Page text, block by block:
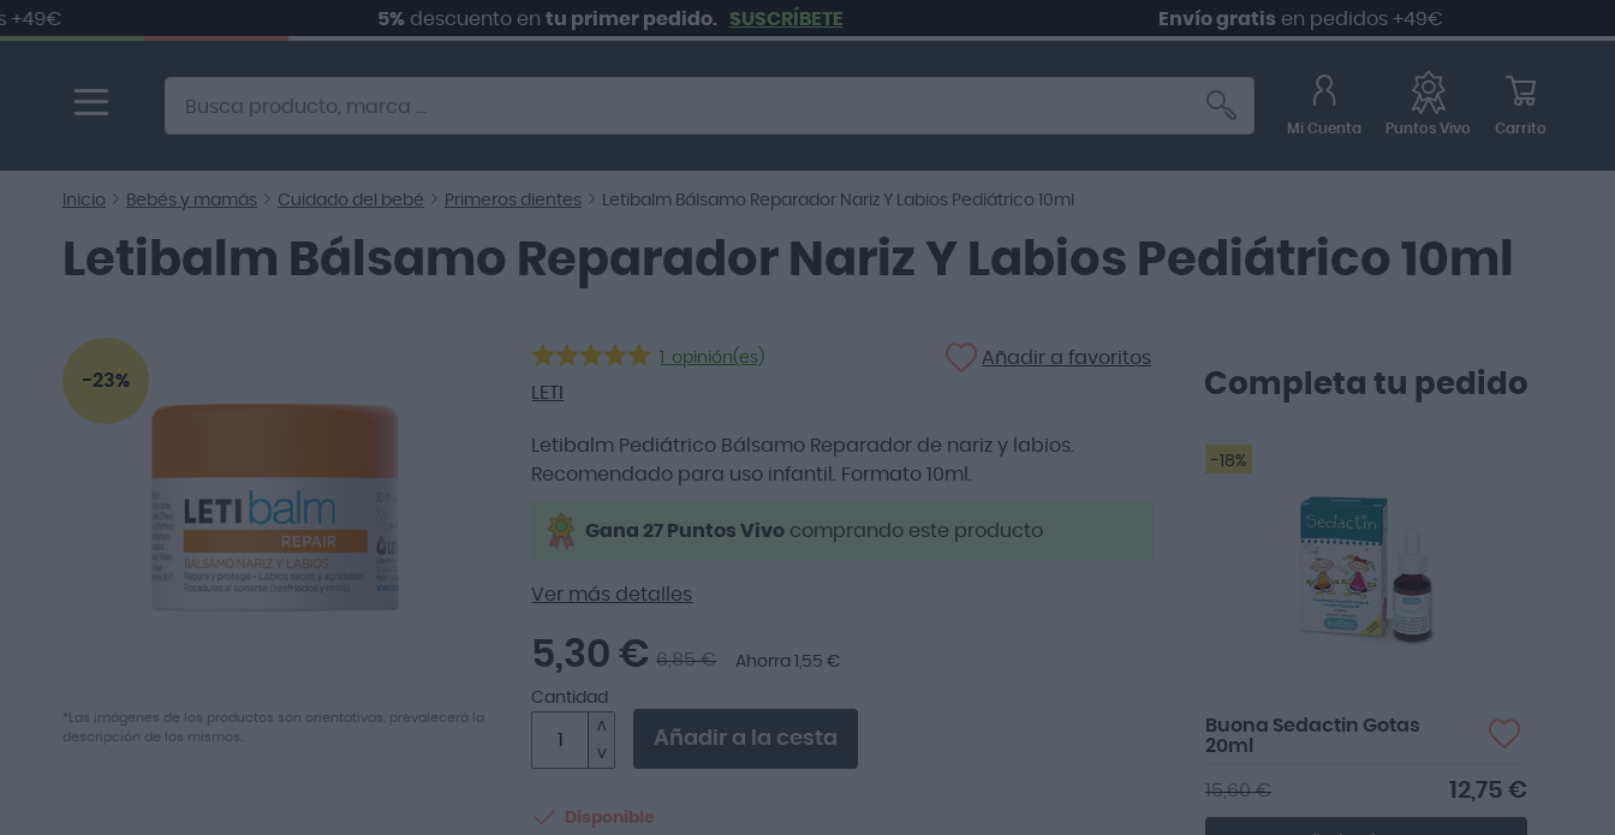
descuento entu primer pedido. SUSCRÍBETE Envío gratisen pedidos +49€
contenido
Alternative to Doofinder Ecommerce Search
Mi Cuenta Puntos Vivo Carrito
Inicio Bebés y mamás Cuidado del bebé Primeros dientes Letibalm Bálsamo Reparador Nariz Y Labios Pediátrico 10ml
Letibalm Bálsamo Reparador Nariz Y Labios Pediátrico 10ml
-23%
Saltar
al
final
de
*Las imágenes de los productos son orientativas, prevalecerá la
descripción de los mismos.
opinión(es)
Añadir a favoritos
LETI
Letibalm Pediátrico Bálsamo Reparador de nariz y labios.
Recomendado para uso infantil. Formato 10ml.
Gana 27 Puntos Vivo comprando este producto
Ver más detalles
5,30 € 6,85 € Ahorra 1,55 €
Cantidad
Añadir a la cesta
Disponible
Completa tu pedido
-18%
Buona Sedactin Gotas
20ml
12,75 €
15,60 €